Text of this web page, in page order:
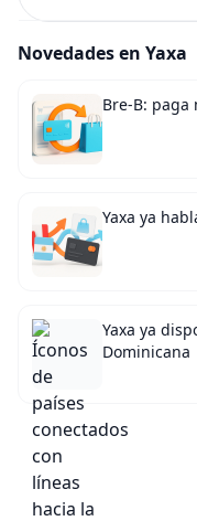
Novedades en Yaxa
Bre-B:
Yaxa ya
Yaxa ya
Dominicana